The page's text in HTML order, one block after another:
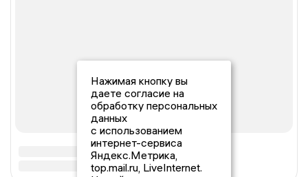
Нажимая кнопку вы
даете согласие на
обработку персональных
данных
с использованием
интернет-сервиса
Яндекс.Метрика,
top.mail.ru, LiveInternet.